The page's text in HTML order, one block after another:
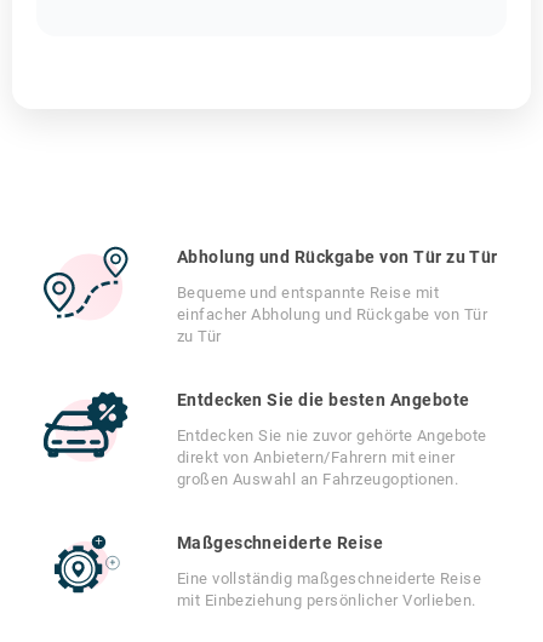
Abholung und Rückgabe von Tür zu Tür
Bequeme und entspannte Reise mit
einfacher Abholung und Rückgabe von Tür
zu Tür
Entdecken Sie die besten Angebote
Entdecken Sie nie zuvor gehörte Angebote
direkt von Anbietern/Fahrern mit einer
großen Auswahl an Fahrzeugoptionen.
Maßgeschneiderte Reise
Eine vollständig maßgeschneiderte Reise
mit Einbeziehung persönlicher Vorlieben.